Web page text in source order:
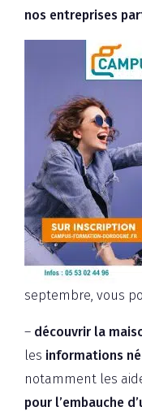
nos entreprises
septembre, vous
– découvrir la
les informations
notamment les
pour l’embauche